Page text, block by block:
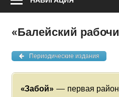
«Балейский
Периодические издания
«Забой»— первая